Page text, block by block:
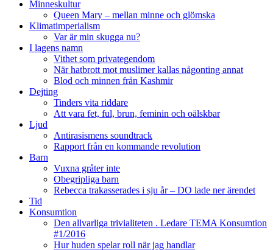
Minneskultur
Queen Mary – mellan minne och glömska
Klimatimperialism
Var är min skugga nu?
I lagens namn
Vithet som privategendom
När hatbrott mot muslimer kallas någonting annat
Blod och minnen från Kashmir
Dejting
Tinders vita riddare
Att vara fet, ful, brun, feminin och oälskbar
Ljud
Antirasismens soundtrack
Rapport från en kommande revolution
Barn
Vuxna gråter inte
Obegripliga barn
Rebecca trakasserades i sju år – DO lade ner ärendet
Tid
Konsumtion
Den allvarliga trivialiteten . Ledare TEMA Konsumtion
#1/2016
Hur huden spelar roll när jag handlar